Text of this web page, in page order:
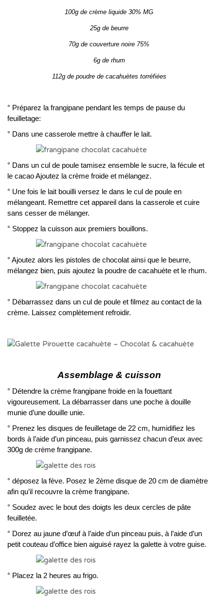
100g de crème liquide 30% MG
25g de beurre
70g de couverture noire 75%
6g de rhum
112g de poudre de cacahuètes torréfiées
° Préparez la frangipane pendant les temps de pause du
feuilletage:
° Dans une casserole mettre à chauffer le lait.
° Dans un cul de poule tamisez ensemble le sucre, la fécule et
le cacao Ajoutez la crème froide et mélangez.
° Une fois le lait bouilli versez le dans le cul de poule en
mélangeant. Remettre cet appareil dans la casserole et cuire
sans cesser de mélanger.
° Stoppez la cuisson aux premiers bouillons.
° Ajoutez alors les pistoles de chocolat ainsi que le beurre,
mélangez bien, puis ajoutez la poudre de cacahuète et le rhum.
° Débarrassez dans un cul de poule et filmez au contact de la
crème. Laissez complètement refroidir.
Assemblage & cuisson
° Détendre la crème frangipane froide en la fouettant
vigoureusement. La débarrasser dans une poche à douille
munie d’une douille unie.
° Prenez les disques de feuilletage de 22 cm, humidifiez les
bords à l’aide d’un pinceau, puis garnissez chacun d’eux avec
300g de crème frangipane.
° déposez la fève. Posez le 2ème disque de 20 cm de diamètre
afin qu’il recouvre la crème frangipane.
° Soudez avec le bout des doigts les deux cercles de pâte
feuilletée.
° Dorez au jaune d’œuf à l’aide d’un pinceau puis, à l’aide d’un
petit couteau d’office bien aiguisé rayez la galette à votre guise.
° Placez la 2 heures au frigo.